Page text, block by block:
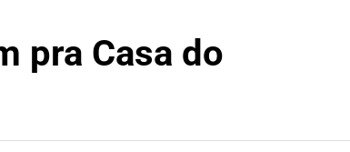
pra Casa do